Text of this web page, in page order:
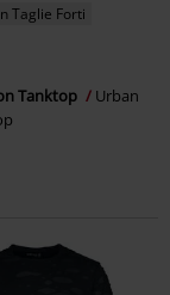
Taglie Forti
Tanktop
Urban